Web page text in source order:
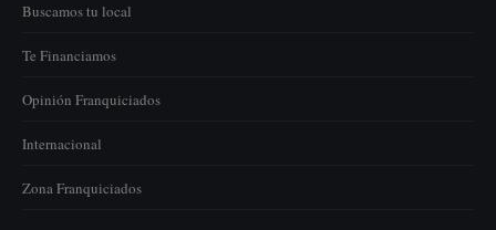
Buscamos tu local
Te Financiamos
Opinión Franquiciados
Internacional
Zona Franquiciados